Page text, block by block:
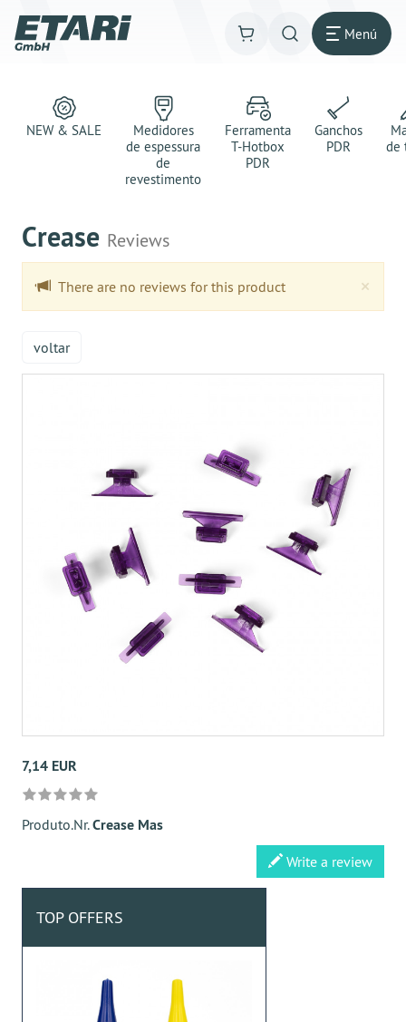
Menú
NEW & SALE
Medidores
de espessura
de
revestimento
Ferramenta
T-Hotbox
PDR
Ganchos
PDR
de
Crease Reviews
×
There are no reviews for this product
voltar
7,14 EUR
Produto.Nr.Crease Mas
Write a review
TOP OFFERS